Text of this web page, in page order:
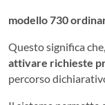
modello 730
Questo significa
attivare richieste
percorso